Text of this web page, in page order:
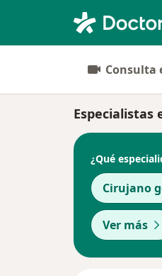
Consulta
Especialistas
¿Qué
Cirujano
Ver más